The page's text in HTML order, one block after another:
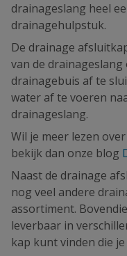
drainageslang heel
drainagehulpstuk.
De drainage
van de
drainagebuis af te
water af te voeren
drainageslang.
Wil je meer lezen
bekijk dan onze blog
Naast de drainage
nog veel andere
assortiment.
leverbaar in
kap kunt vinden die